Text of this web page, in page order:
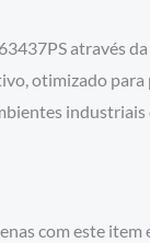
através
otimizado
com este